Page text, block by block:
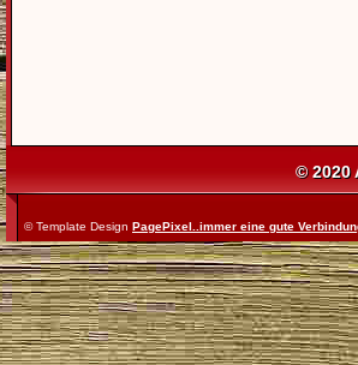
© 2020
© Template Design PagePixel..immer eine gute